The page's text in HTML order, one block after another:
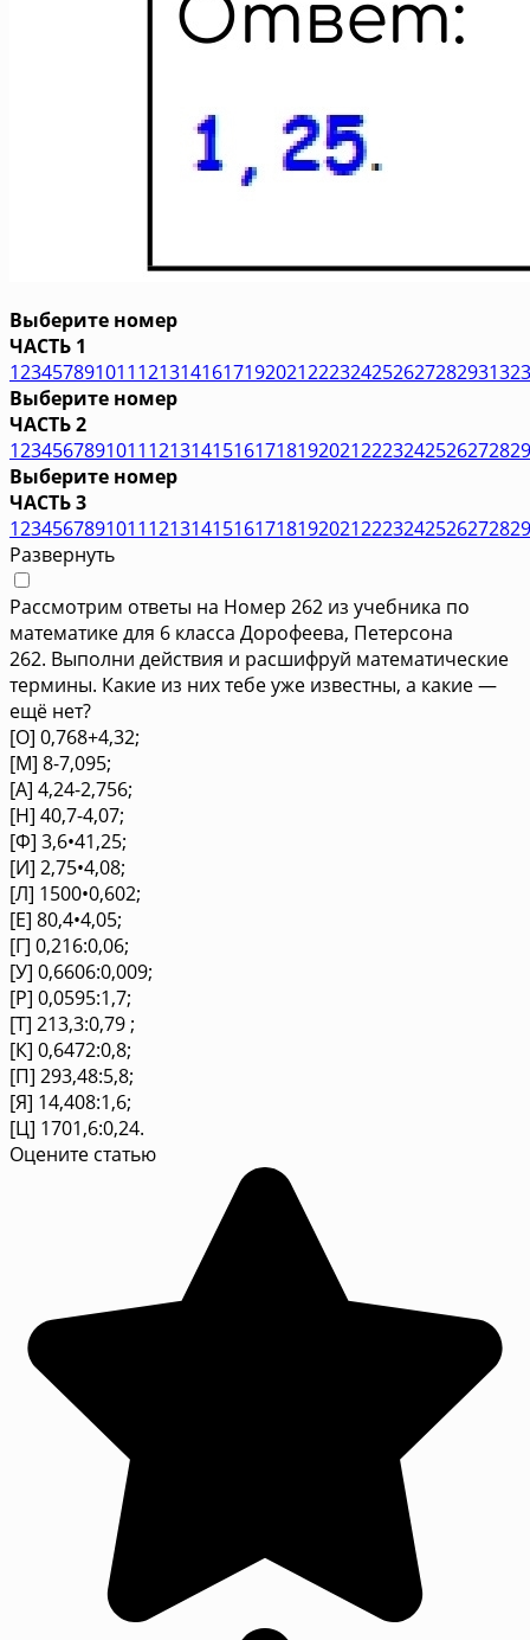
Выберите номер
ЧАСТЬ 1
123457891011121314161719202122232425262728293132
Выберите номер
ЧАСТЬ 2
1234567891011121314151617181920212223242526272829
Выберите номер
ЧАСТЬ 3
1234567891011121314151617181920212223242526272829
Развернуть
Рассмотрим ответы на Номер 262 из учебника по
математике для 6 класса Дорофеева, Петерсона
262. Выполни действия и расшифруй математические
термины. Какие из них тебе уже известны, а какие —
ещё нет?
[О] 0,768+4,32;
[М] 8-7,095;
[А] 4,24-2,756;
[Н] 40,7-4,07;
[Ф] 3,6•41,25;
[И] 2,75•4,08;
[Л] 1500•0,602;
[Е] 80,4•4,05;
[Г] 0,216:0,06;
[У] 0,6606:0,009;
[Р] 0,0595:1,7;
[Т] 213,3:0,79 ;
[К] 0,6472:0,8;
[П] 293,48:5,8;
[Я] 14,408:1,6;
[Ц] 1701,6:0,24.
Оцените статью